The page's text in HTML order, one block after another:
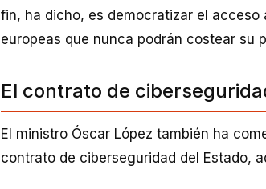
fin, ha dicho, es democratizar el acceso
europeas que nunca podrán costear su
El contrato de
El ministro Óscar López también ha
contrato de ciberseguridad del Estado,